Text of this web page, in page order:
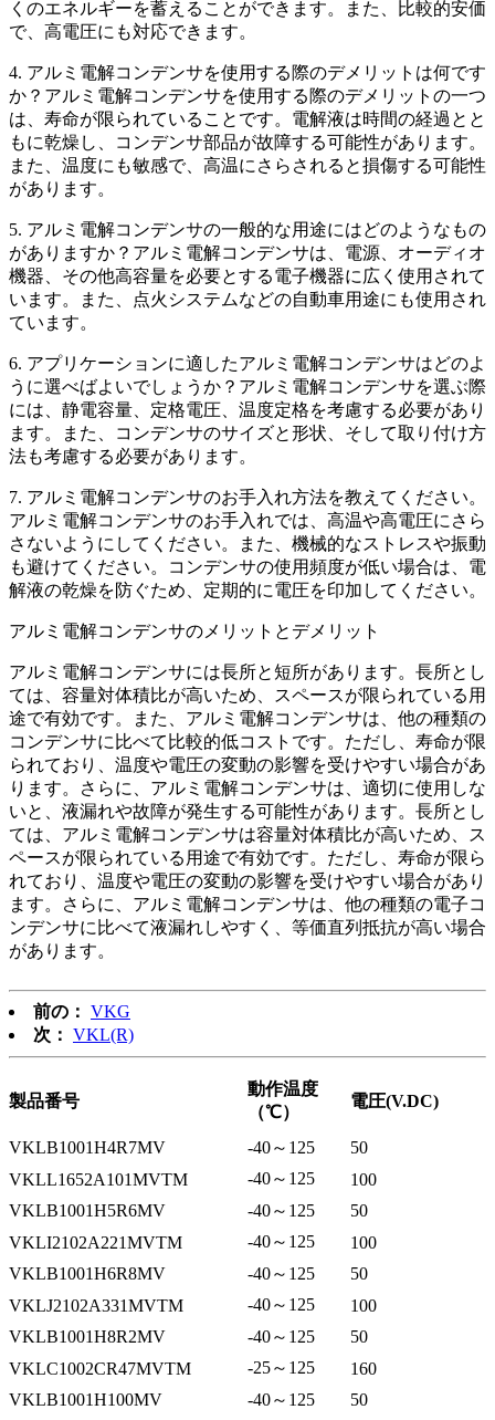
くのエネルギーを蓄えることができます。また、比較的安価
で、高電圧にも対応できます。
4. アルミ電解コンデンサを使用する際のデメリットは何です
か？アルミ電解コンデンサを使用する際のデメリットの一つ
は、寿命が限られていることです。電解液は時間の経過とと
もに乾燥し、コンデンサ部品が故障する可能性があります。
また、温度にも敏感で、高温にさらされると損傷する可能性
があります。
5. アルミ電解コンデンサの一般的な用途にはどのようなもの
がありますか？アルミ電解コンデンサは、電源、オーディオ
機器、その他高容量を必要とする電子機器に広く使用されて
います。また、点火システムなどの自動車用途にも使用され
ています。
6. アプリケーションに適したアルミ電解コンデンサはどのよ
うに選べばよいでしょうか？アルミ電解コンデンサを選ぶ際
には、静電容量、定格電圧、温度定格を考慮する必要があり
ます。また、コンデンサのサイズと形状、そして取り付け方
法も考慮する必要があります。
7. アルミ電解コンデンサのお手入れ方法を教えてください。
アルミ電解コンデンサのお手入れでは、高温や高電圧にさら
さないようにしてください。また、機械的なストレスや振動
も避けてください。コンデンサの使用頻度が低い場合は、電
解液の乾燥を防ぐため、定期的に電圧を印加してください。
アルミ電解コンデンサのメリットとデメリット
アルミ電解コンデンサには長所と短所があります。長所とし
ては、容量対体積比が高いため、スペースが限られている用
途で有効です。また、アルミ電解コンデンサは、他の種類の
コンデンサに比べて比較的低コストです。ただし、寿命が限
られており、温度や電圧の変動の影響を受けやすい場合があ
ります。さらに、アルミ電解コンデンサは、適切に使用しな
いと、液漏れや故障が発生する可能性があります。長所とし
ては、アルミ電解コンデンサは容量対体積比が高いため、ス
ペースが限られている用途で有効です。ただし、寿命が限ら
れており、温度や電圧の変動の影響を受けやすい場合があり
ます。さらに、アルミ電解コンデンサは、他の種類の電子コ
ンデンサに比べて液漏れしやすく、等価直列抵抗が高い場合
があります。
前の： VKG
次： VKL(R)
製品番号
動作温度
（℃）
電圧(V.DC)
VKLB1001H4R7MV -40～125
50
VKLL1652A101MVTM
-40～125
100
VKLB1001H5R6MV
-40～125
50
VKLI2102A221MVTM
-40～125
100
VKLB1001H6R8MV
-40～125
50
VKLJ2102A331MVTM
-40～125
100
VKLB1001H8R2MV
-40～125
50
VKLC1002CR47MVTM
-25～125
160
VKLB1001H100MV
-40～125
50